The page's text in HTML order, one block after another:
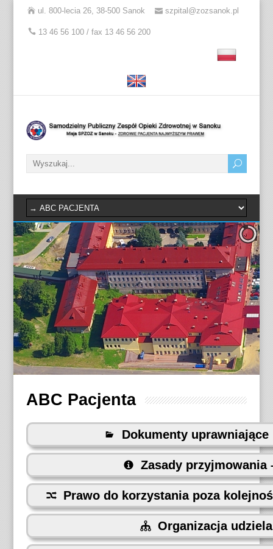
ul. 800-lecia 26, 38-500 Sanok szpital@zozsanok.pl
13 46 56 100 / fax 13 46 56 200
ABC Pacjenta
Dokumenty
Zasady przyjmowania
Prawo do korzystania poza
Organizacja